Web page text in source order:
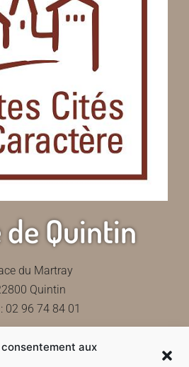
aux
Quintin
du Martray
Quintin
02 96 74 84 01